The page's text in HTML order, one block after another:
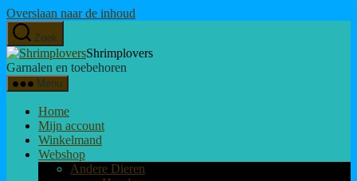
Overslaan naar de inhoud
Zoek
Shrimplovers
Garnalen en toebehoren
Menu
Home
Mijn account
Winkelmand
Webshop
Andere Dieren